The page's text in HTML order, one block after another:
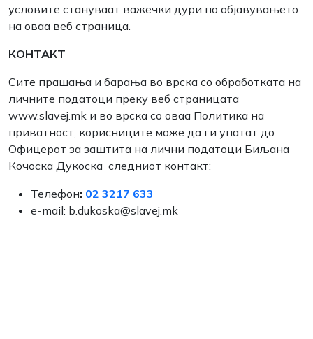
условите стануваат важечки дури по објавувањето
на оваа веб страница.
КОНТАКТ
Сите прашања и барања во врска со обработката на
личните податоци преку веб страницата
www.slavej.mk и во врска со оваа Политика на
приватност, корисниците може да ги упатат до
Офицерот за заштита на лични податоци Биљана
Кочоска Дукоска следниот контакт:
Телефон: 02 3217 633
e-mail: b.dukoska@slavej.mk